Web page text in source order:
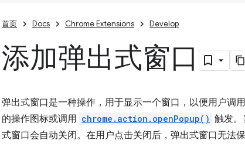
首页 Docs Chrome Extensions Develop
添加弹出式窗口
弹出式窗口是一种操作，用于显示一个窗口，以便用户调
的操作图标或调用 chrome.action.openPopup() 触发。
式窗口会自动关闭。在用户点击关闭后，弹出式窗口无法保